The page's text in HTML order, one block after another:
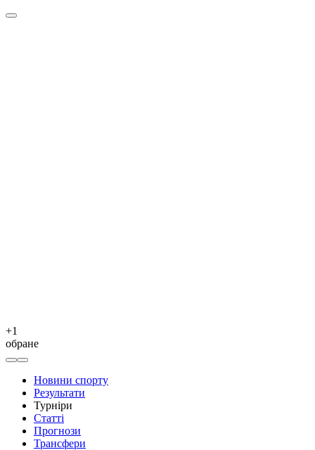
+1
обране
Новини спорту
Результати
Турніри
Статті
Прогнози
Трансфери